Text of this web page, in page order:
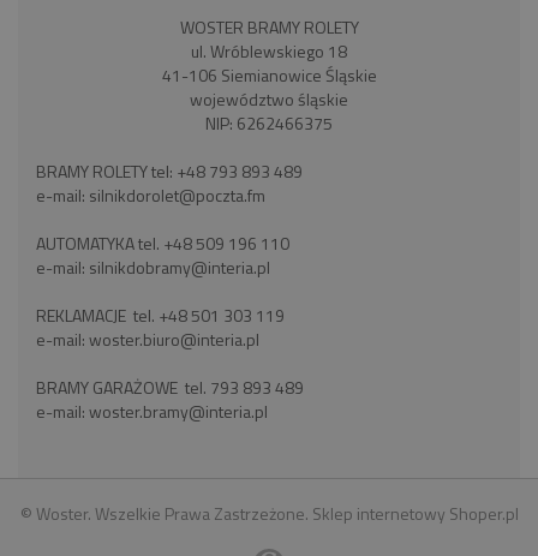
WOSTER BRAMY ROLETY
ul. Wróblewskiego 18
41-106 Siemianowice Śląskie
województwo śląskie
NIP: 6262466375
BRAMY ROLETY tel: +48 793 893 489
e-mail: silnikdorolet@poczta.fm
AUTOMATYKA tel. +48 509 196 110
e-mail: silnikdobramy@interia.pl
REKLAMACJE tel. +48 501 303 119
e-mail:woster.biuro@interia.pl
BRAMY GARAŻOWE tel. 793 893 489
e-mail:woster.bramy@interia.pl
© Woster. Wszelkie Prawa Zastrzeżone. Sklep internetowy Shoper.pl